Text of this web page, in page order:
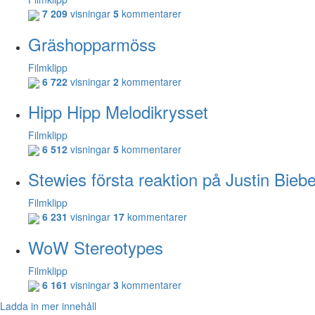
7 209 visningar 5 kommentarer
Gräshopparmöss
Filmklipp
6 722 visningar 2 kommentarer
Hipp Hipp Melodikrysset
Filmklipp
6 512 visningar 5 kommentarer
Stewies första reaktion på Justin
Filmklipp
6 231 visningar 17 kommentarer
WoW Stereotypes
Filmklipp
6 161 visningar 3 kommentarer
Ladda in mer innehåll